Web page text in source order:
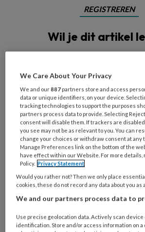
REGISTREREN
Wil je dit artikel
Maak gratis een account
Al een account of
Wat
is
je
e-
mailadres?
* *
Kies
je
wachtwoord* *
Kies
functie *
We Care About Your Privacy
We and our887 partners store and access
data or unique identifiers, on your device.
tracking technologies to support the purposes
partners process data to provide. Selecting
consent will disable them. If trackers are
you see may not be as relevant to you. You can
change your choices or withdraw consent at any
Manage Preferences link on the bottom of the
have effect within our Website. For more details,
Policy. Privacy Statement
Would you rather not? Then we only place
cookies, these do not record any data about you as
We and our partners process data to
Use precise geolocation data. Actively scan
identification. Store and/or access information on